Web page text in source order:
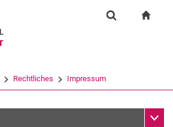
Springe direkt zu: Inhalt
Springe direkt zu: Suche
Springe direkt zu:
Suchen (öffnet externen Link in einem
Rechtliches Impressum